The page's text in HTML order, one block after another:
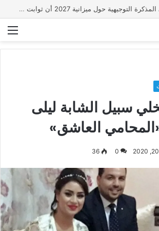
أخنوش يؤكد في المذكرة التوجيهية حول ميزانية 2027 أن ثوابت العدالة الاجتماعية والمجالية خيار استراتيجي للبلاد
سبيل الشابة ليلى
العاشق»
0
36